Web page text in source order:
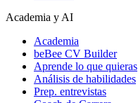
Academia y AI
Academia
beBee CV Builder
Aprende lo que quieras
Análisis de habilidades
Prep. entrevistas